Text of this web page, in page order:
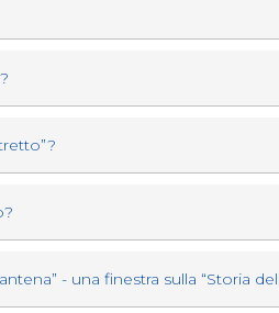
- una finestra sulla “Storia